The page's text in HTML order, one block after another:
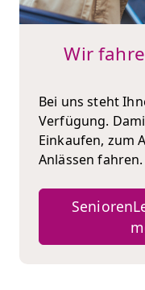
Wir
Bei uns steht
Verfügung.
Einkaufen, zum
Anlässen fahren.